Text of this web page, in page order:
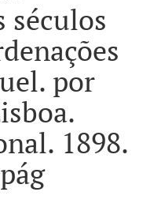
séculos
por
1898.